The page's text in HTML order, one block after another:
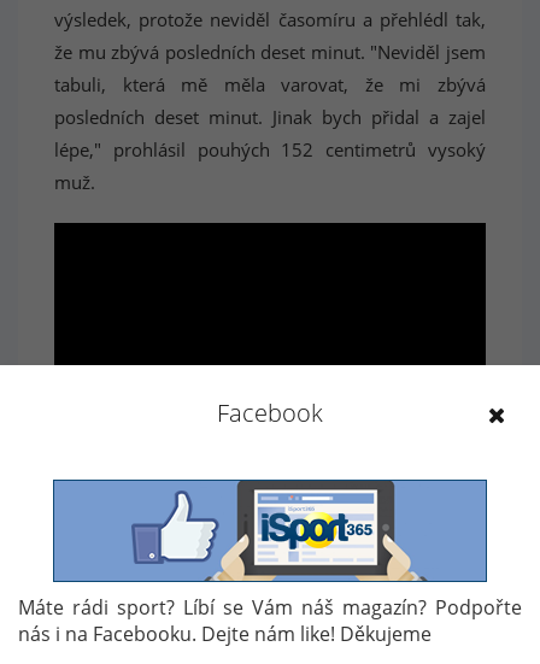
výsledek, protože neviděl časomíru a přehlédl tak,
že mu zbývá posledních deset minut. "Neviděl jsem
tabuli, která mě měla varovat, že mi zbývá
posledních deset minut. Jinak bych přidal a zajel
lépe," prohlásil pouhých 152 centimetrů vysoký
muž.
Témata: ZPRÁVA SVĚTOVÝ REKORD CYKLISTIKA
Facebook
Máte rádi sport? Líbí se Vám náš magazín? Podpořte
nás i na Facebooku. Dejte nám like! Děkujeme